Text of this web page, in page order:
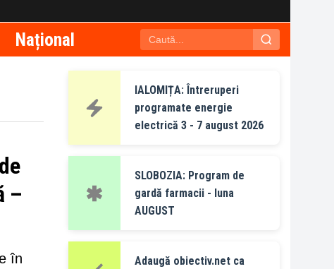
Național
–
în
IALOMIȚA: Întreruperi
programate energie
electrică 3 - 7 august 2026
SLOBOZIA: Program de
gardă farmacii - luna
AUGUST
Adaugă obiectiv.net ca